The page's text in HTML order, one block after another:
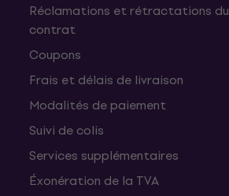
Réclamations et rétractations du
contrat
Coupons
Frais et délais de livraison
Modalités de paiement
Suivi de colis
Services supplémentaires
Éxonération de la TVA